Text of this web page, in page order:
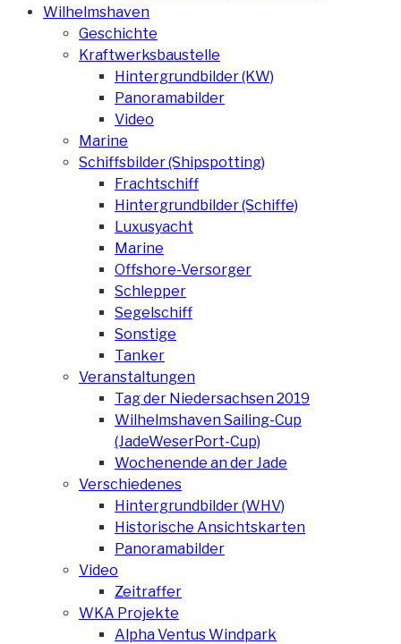
Wilhelmshaven
Geschichte
Kraftwerksbaustelle
Hintergrundbilder (KW)
Panoramabilder
Video
Marine
Schiffsbilder (Shipspotting)
Frachtschiff
Hintergrundbilder (Schiffe)
Luxusyacht
Marine
Offshore-Versorger
Schlepper
Segelschiff
Sonstige
Tanker
Veranstaltungen
Tag der Niedersachsen 2019
Wilhelmshaven Sailing-Cup
(JadeWeserPort-Cup)
Wochenende an der Jade
Verschiedenes
Hintergrundbilder (WHV)
Historische Ansichtskarten
Panoramabilder
Video
Zeitraffer
WKA Projekte
Alpha Ventus Windpark